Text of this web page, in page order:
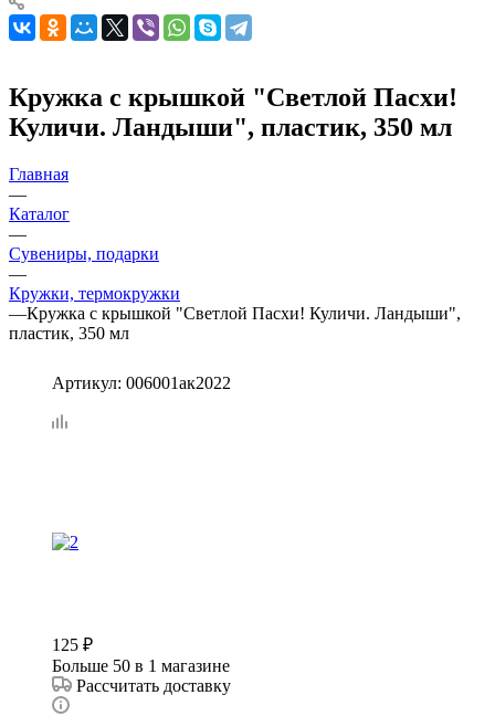
Кружка с крышкой "Светлой Пасхи!
Куличи. Ландыши", пластик, 350 мл
Главная
—
Каталог
—
Сувениры, подарки
—
Кружки, термокружки
—Кружка с крышкой "Светлой Пасхи! Куличи. Ландыши",
пластик, 350 мл
Артикул: 006001ак2022
125 ₽
Больше 50 в 1 магазине
Рассчитать доставку